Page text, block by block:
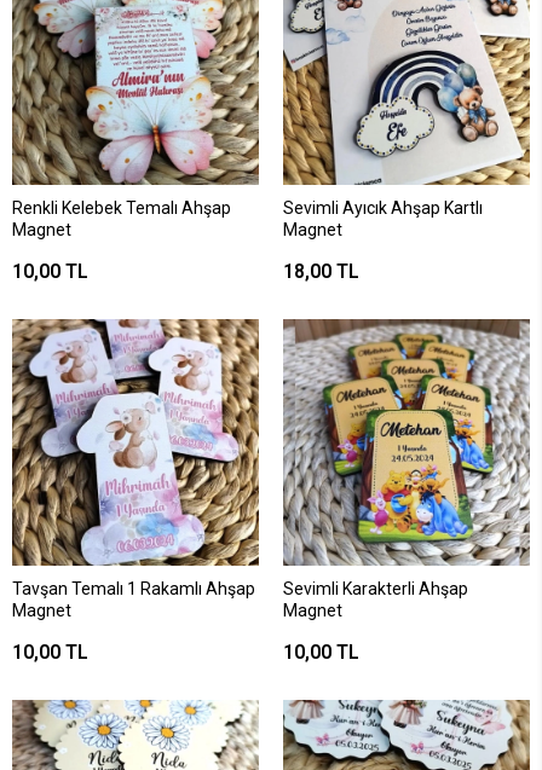
Renkli Kelebek Temalı Ahşap
Magnet
10,00 TL
Sevimli Ayıcık Ahşap Kartlı
Magnet
18,00 TL
Tavşan Temalı 1 Rakamlı Ahşap
Magnet
10,00 TL
Sevimli Karakterli Ahşap
Magnet
10,00 TL